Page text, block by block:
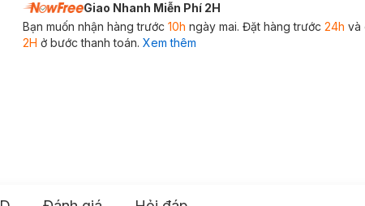
Giao Nhanh Miễn Phí 2H
Bạn muốn nhận hàng trước 10h ngày mai. Đặt hàng trước 24h và
2H ở bước thanh toán. Xem thêm